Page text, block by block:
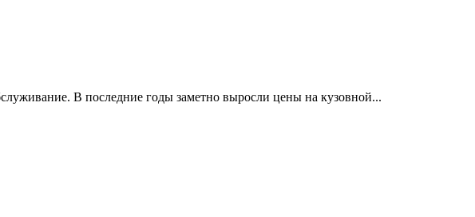
В последние годы заметно выросли цены на кузовной...